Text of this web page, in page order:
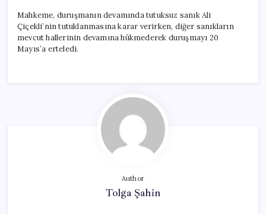
Mahkeme, duruşmanın devamında tutuksuz sanık Ali
Çiçekli’nin tutuklanmasına karar verirken, diğer sanıkların
mevcut hallerinin devamına hükmederek duruşmayı 20
Mayıs’a erteledi.
Author
Tolga Şahin